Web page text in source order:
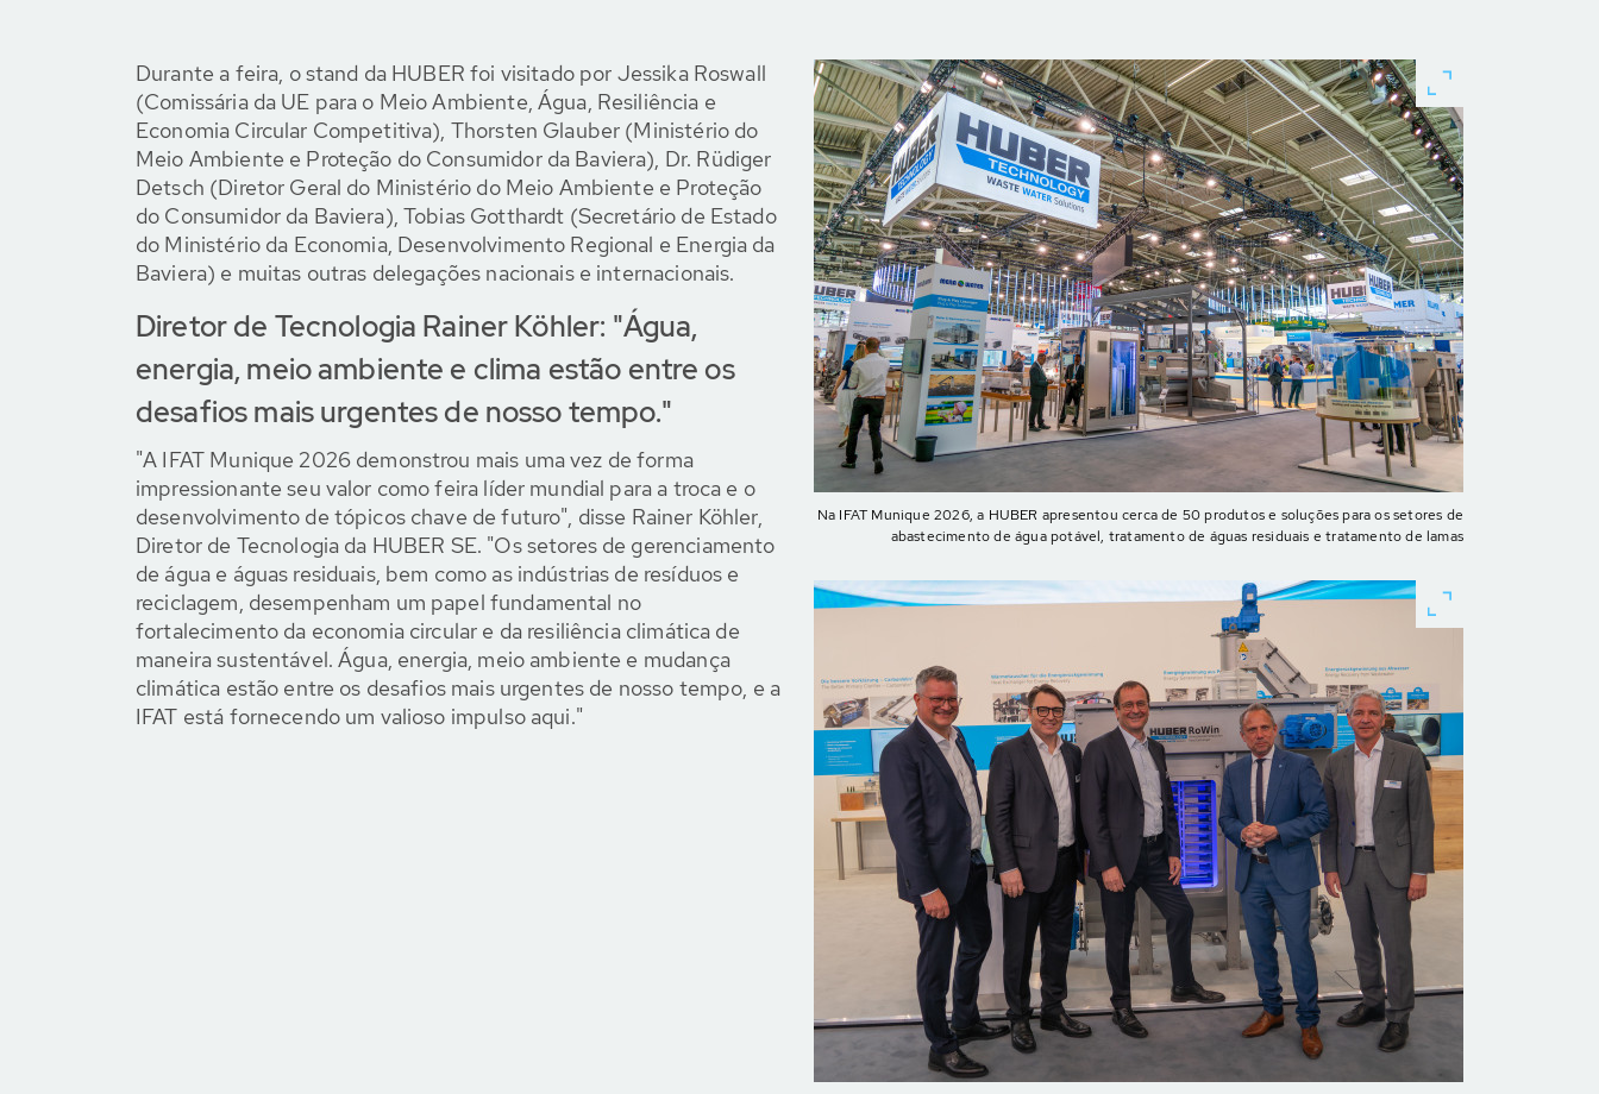
Durante a feira, o stand da HUBER foi visitado por Jessika Roswall
(Comissária da UE para o Meio Ambiente, Água, Resiliência e
Economia Circular Competitiva), Thorsten Glauber (Ministério do
Meio Ambiente e Proteção do Consumidor da Baviera), Dr. Rüdiger
Detsch (Diretor Geral do Ministério do Meio Ambiente e Proteção
do Consumidor da Baviera), Tobias Gotthardt (Secretário de Estado
do Ministério da Economia, Desenvolvimento Regional e Energia da
Baviera) e muitas outras delegações nacionais e internacionais.
Diretor de Tecnologia Rainer Köhler: "Água,
energia, meio ambiente e clima estão entre os
desafios mais urgentes de nosso tempo."
"A IFAT Munique 2026 demonstrou mais uma vez de forma
impressionante seu valor como feira líder mundial para a troca e o
desenvolvimento de tópicos chave de futuro", disse Rainer Köhler,
Diretor de Tecnologia da HUBER SE. "Os setores de gerenciamento
de água e águas residuais, bem como as indústrias de resíduos e
reciclagem, desempenham um papel fundamental no
fortalecimento da economia circular e da resiliência climática de
maneira sustentável. Água, energia, meio ambiente e mudança
climática estão entre os desafios mais urgentes de nosso tempo, e a
IFAT está fornecendo um valioso impulso aqui."
Na IFAT Munique 2026, a HUBER apresentou cerca de 50 produtos e soluções para os setores de
abastecimento de água potável, tratamento de águas residuais e tratamento de lamas